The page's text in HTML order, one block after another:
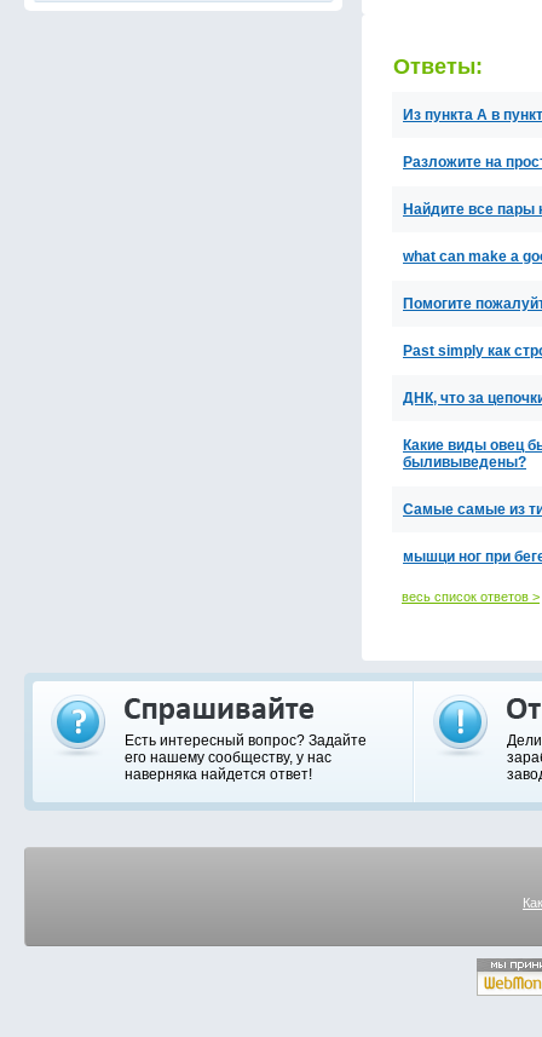
Ответы:
Из пункта A в
Разложите на
Найдите все пары
what can make a
Помогите
Past simply как
ДНК, что за
Какие виды овец
быливыведены?
Самые самые из
мышци ног при
весь список ответов >
Есть интересный вопрос? Задайте
его нашему сообществу, у нас
наверняка найдется ответ!